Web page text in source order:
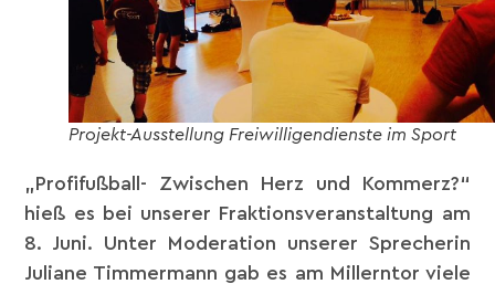
Projekt-Ausstellung Freiwilligendienste im Sport
„Profifußball- Zwischen Herz und Kommerz?“
hieß es bei unserer Fraktionsveranstaltung am
8. Juni. Unter Moderation unserer Sprecherin
Juliane Timmermann gab es am Millerntor viele